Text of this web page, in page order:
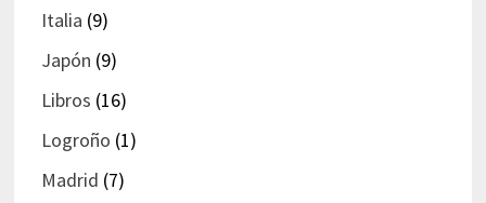
Italia (9)
Japón (9)
Libros (16)
Logroño (1)
Madrid (7)